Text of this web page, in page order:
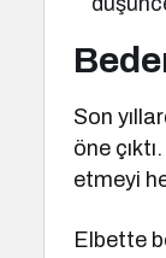
Son
öne
etmeyi
Elbette